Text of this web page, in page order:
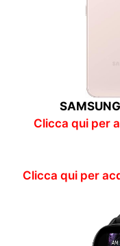
Clicca qui per
Clicca qui per